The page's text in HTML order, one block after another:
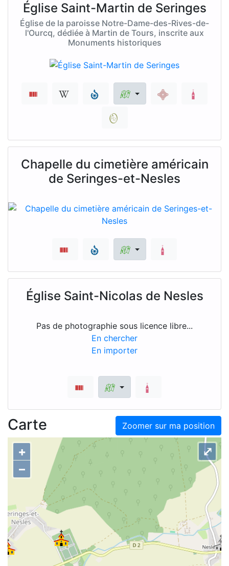
Église Saint-Martin de Seringes
Église de la paroisse Notre-Dame-des-Rives-de-
l'Ourcq, dédiée à Martin de Tours, inscrite aux
Monuments historiques
Chapelle du cimetière américain
de Seringes-et-Nesles
Église Saint-Nicolas de Nesles
Pas de photographie sous licence libre...
En chercher
En importer
Zoomer sur ma position
Carte
+
–
⤢